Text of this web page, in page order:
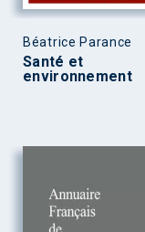
Béatrice Parance
Santé et
environnement